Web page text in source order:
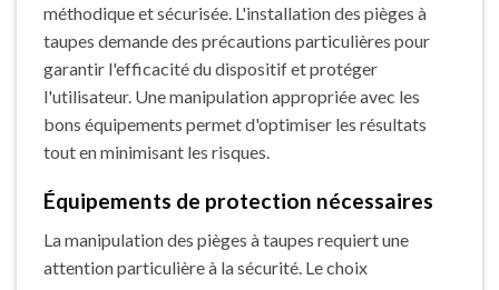
méthodique et sécurisée. L'installation des pièges à
taupes demande des précautions particulières pour
garantir l'efficacité du dispositif et protéger
l'utilisateur. Une manipulation appropriée avec les
bons équipements permet d'optimiser les résultats
tout en minimisant les risques.
Équipements de protection nécessaires
La manipulation des pièges à taupes requiert une
attention particulière à la sécurité. Le choix